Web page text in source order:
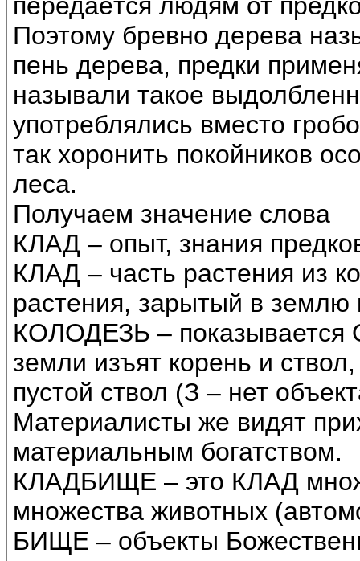
передаётся людям от
Поэтому бревно дерева
пень дерева, предки
называли такое
употреблялись вместо
так хоронить покойников
леса.
Получаем значение слова
КЛАД – опыт, знания
КЛАД – часть растения из
растения, зарытый в землю
КОЛОДЕЗЬ – показывается
земли изъят корень и
пустой ствол (З – нет
Материалисты же видят
материальным богатством.
КЛАДБИЩЕ – это КЛАД
множества животных
БИЩЕ – объекты